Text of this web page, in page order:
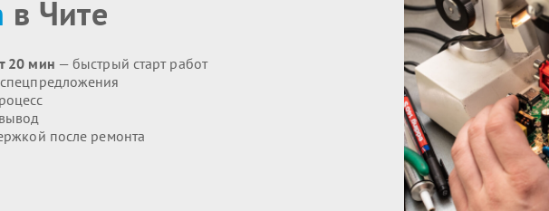
в Чите
20 мин — быстрый старт работ
после ремонта